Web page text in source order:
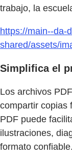
trabajo, la
https://main--da-
shared/assets/
Simplifica el
Los archivos
compartir copias
PDF puede
ilustraciones,
formato confiable.